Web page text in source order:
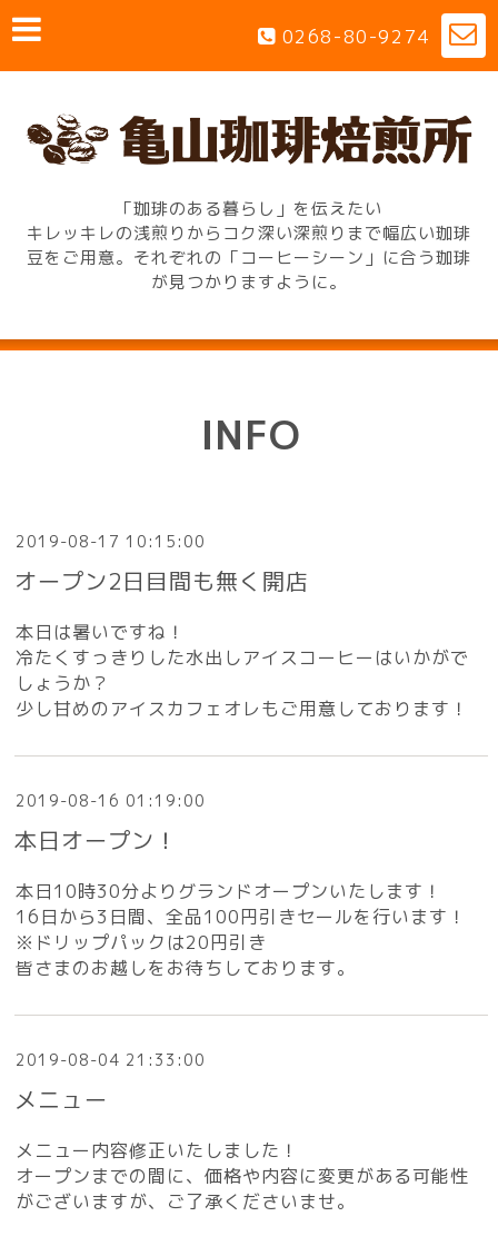
0268-80-9274
「珈琲のある暮らし」を伝えたい
キレッキレの浅煎りからコク深い深煎りまで幅広い珈琲
豆をご用意。それぞれの「コーヒーシーン」に合う珈琲
が見つかりますように。
INFO
2019-08-17 10:15:00
オープン2日目間も無く開店
本日は暑いですね！
冷たくすっきりした水出しアイスコーヒーはいかがで
しょうか？
少し甘めのアイスカフェオレもご用意しております！
2019-08-16 01:19:00
本日オープン！
本日10時30分よりグランドオープンいたします！
16日から3日間、全品100円引きセールを行います！
※ドリップパックは20円引き
皆さまのお越しをお待ちしております。
2019-08-04 21:33:00
メニュー
メニュー内容修正いたしました！
オープンまでの間に、価格や内容に変更がある可能性
がございますが、ご了承くださいませ。